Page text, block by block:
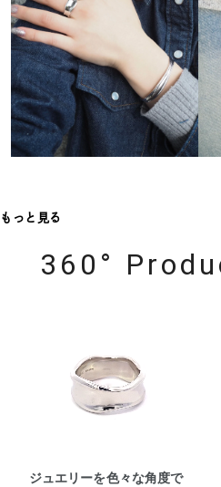
もっと見る
360°
ジュエリーを色々な角度で